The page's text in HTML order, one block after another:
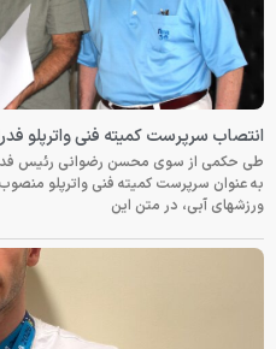
انتصاب سرپرست کمیته فنی واترپلو
طی حکمی از سوی محسن رضوانی رئیس
به عنوان سرپرست کمیته فنی واترپلو
ورزشهای آبی، در متن این